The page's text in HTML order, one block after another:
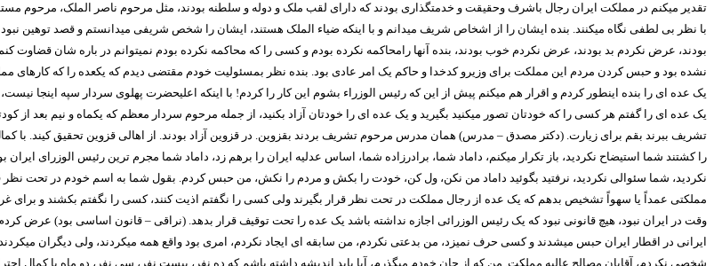
تقدیر میکنم در مملکت ایران رجال باشرف وحقیقت و خدمتگذاری بودند که دارای لقب ملک و دوله و سلطنه بودند، مثل مرحوم ناصر الملک، مرحوم
با نظر بی لطفی نگاه میکنند. بنده ایشان را از اشخاص شریف میدانم و با اینکه ضیاء الملک هستند، ایشان را شخص شریفی میدانستم و قصد
بودند، عرض نکردم بد بودند، عرض نکردم خوب بودند، بنده آنها رامحاکمه نکرده بودم و کسی را که محاکمه نکرده بودم نمیتوانم در باره شان قضاوت
نشده بود و حبس کردن مردم این مملکت برای وزیرو کدخدا و حاکم یک امر عادی بود. بنده نظر بمسئولیت خودم مقتضی دیدم که یکعده را که کارهای
یک عده ای را بنده اینطور کردم و اقرار هم میکنم پیش از این که رئیس الوزراء بشوم این کار را کردم! با اینکه اعلیحضرت پهلوی سردار سپه اینجا
یک عده ای را گفتم هر کسی را که خودتان تصور میکنید بگیرید و یک عده ای را خودتان آزاد بکنید، از جمله مرحوم سردار معظم که یکماه و نیم بعد از
تشریف ببرند بقم برای زیارت. (دکتر مصدق – مدرس) همان مدرس مرحوم تشریف بردند بقزوین. در قزوین آزاد بودند. از اهالی قزوین تحقیق کیند. با
را کشتند شما استیضاح نکردید، باز تکرار میکنم، داماد شما، برادرزاده شما، اساس عدلیه ایران را برهم زد، داماد شما مجرم ترین رئیس الوزرای
نکردید، شما سئوالی نکردید، نرفتید بگوئید داماد من نکن، ول کن، خودت را بکش و مردم را نکش، من حبس کردم. بقول شما به اسم خودم در تحت
مملکتی عمداً یا سهواً تشخیص بدهم که یک عده از رجال مملکت در تحت نظر قرار بگیرند ولی کسی را نگفتم اذیت کنند، کسی را نگفتم بکشند و
وقت در ایران نبود، هیچ قانونی نبود که یک رئیس الوزرائی اجازه نداشته باشد یک عده را تحت توقیف قرار بدهد. (نراقی – قانون اساسی بود) عرض
ایرانی در اقطار ایران حبس میشدند و کسی حرف نمیزد، من بدعتی نکردم، من سابقه ای ‌ایجاد نکردم، امری بود واقع همه میکردند، ولی دیگران
شخصی نکردم، آقایان مصالح عالیه مملکت. من که از جان خودم میگذرم، آیا باید اندیشه داشته باشم که ده نفر، بیست نفر، سی نفر، دو ماه با کمال